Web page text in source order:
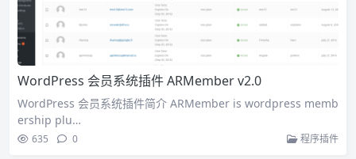
WordPress 会员系统插件 ARMember v2.0
WordPress 会员系统插件简介 ARMember is wordpress memb
ership plu…
635 0 程序插件